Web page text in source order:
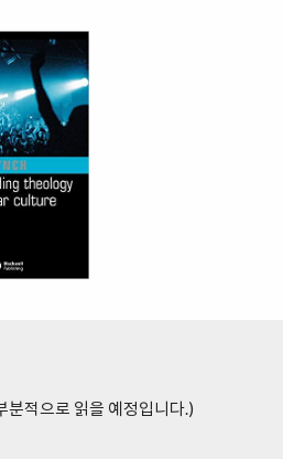
분적으로 읽을 예정입니다.)